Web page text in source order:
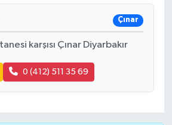
Çınar
karşısı Çınar Diyarbakır
0 (412) 511 35 69